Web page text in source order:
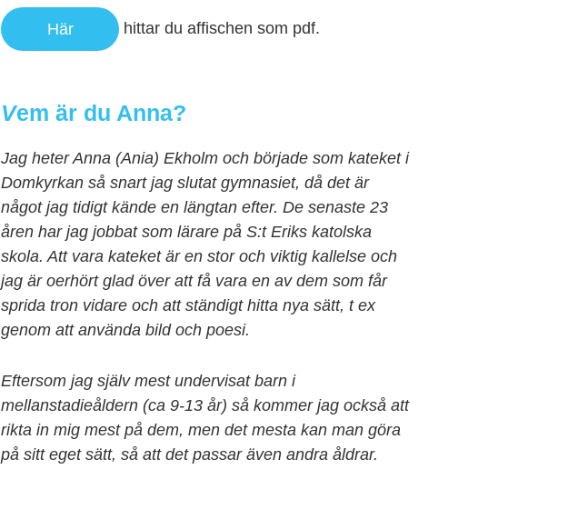
Här hittar du affischen som pdf.
Vem är du Anna?
Jag heter Anna (Ania) Ekholm och började som kateket i
Domkyrkan så snart jag slutat gymnasiet, då det är
något jag tidigt kände en längtan efter. De senaste 23
åren har jag jobbat som lärare på S:t Eriks katolska
skola. Att vara kateket är en stor och viktig kallelse och
jag är oerhört glad över att få vara en av dem som får
sprida tron vidare och att ständigt hitta nya sätt, t ex
genom att använda bild och poesi.
Eftersom jag själv mest undervisat barn i
mellanstadieåldern (ca 9-13 år) så kommer jag också att
rikta in mig mest på dem, men det mesta kan man göra
på sitt eget sätt, så att det passar även andra åldrar.